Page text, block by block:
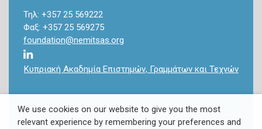
Τηλ: +357 25 569222
Φαξ: +357 25 569275
foundation@nemitsas.org
Κυπριακή Ακαδημία Επιστημών, Γραμμάτων και Τεχνών
We use cookies on our website to give you the most
relevant experience by remembering your preferences and